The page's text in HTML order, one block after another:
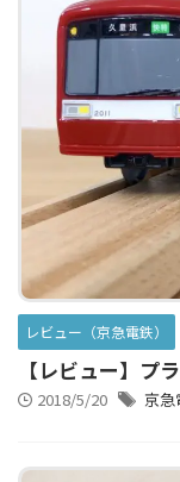
レビュー（京急電鉄）
【レビュー】プ
2018/5/20 京急